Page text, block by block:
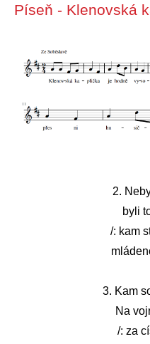
Píseň - Klenovská
2.
byli
/: kam
3. Kam
Na
/: za